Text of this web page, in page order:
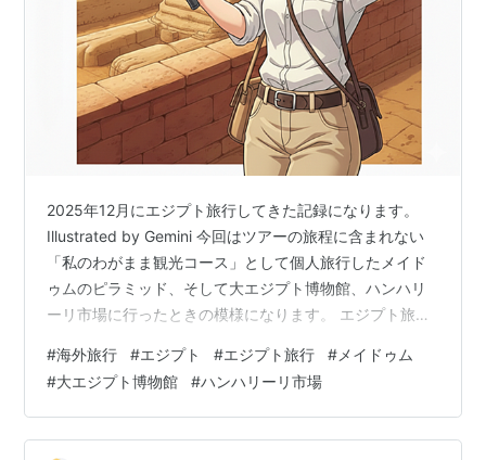
2025年12月にエジプト旅行してきた記録になります。
Illustrated by Gemini 今回はツアーの旅程に含まれない
「私のわがまま観光コース」として個人旅行したメイド
ゥムのピラミッド、そして大エジプト博物館、ハンハリ
ーリ市場に行ったときの模様になります。 エジプト旅行
編 ギザからメイドゥムへ 大エジプト博物館（GEM） ハ
ンハリーリ市場 エジプト旅行記 その３ メイドゥム・大
エジプト博物館・ハンハリーリ編 ギザからメイドゥムへ
前日はギザのピラミッド観光だったため、そのままギザ
#海外旅行 #エジプト #エジプト旅行 # メイドゥム
#大エジプト博物館 #ハンハリーリ市場